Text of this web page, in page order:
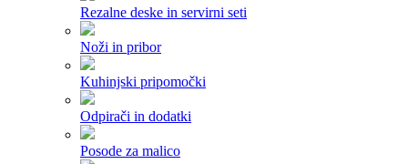
Rezalne deske in servirni seti
Noži in pribor
Kuhinjski pripomočki
Odpirači in dodatki
Posode za malico